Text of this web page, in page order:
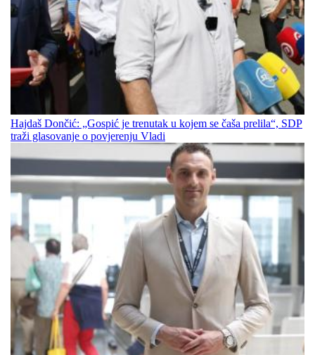
Hajdaš Dončić: „Gospić je trenutak u kojem se čaša prelila“, SDP
traži glasovanje o povjerenju Vladi